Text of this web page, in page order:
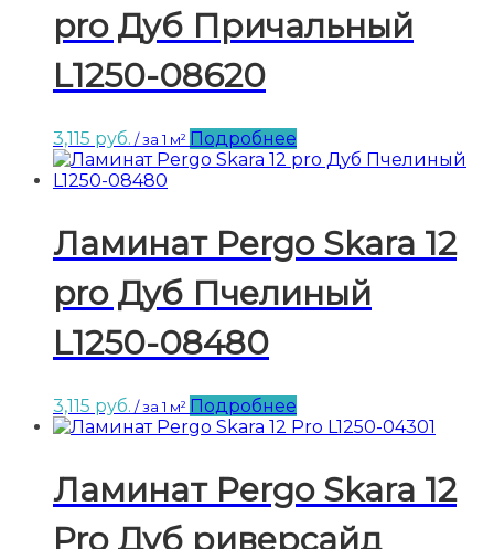
pro Дуб Причальный
L1250-08620
3,115 руб. / за 1 м² Подробнее
Ламинат Pergo Skara 12
pro Дуб Пчелиный
L1250-08480
3,115 руб. / за 1 м² Подробнее
Ламинат Pergo Skara 12
Pro Дуб риверсайд